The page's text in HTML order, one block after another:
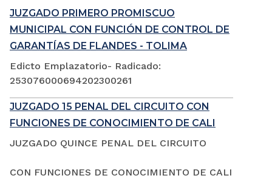
JUZGADO PRIMERO PROMISCUO
MUNICIPAL CON FUNCIÓN DE CONTROL DE
GARANTÍAS DE FLANDES - TOLIMA
Edicto Emplazatorio- Radicado:
253076000694202300261
JUZGADO 15 PENAL DEL CIRCUITO CON
FUNCIONES DE CONOCIMIENTO DE CALI
JUZGADO QUINCE PENAL DEL CIRCUITO
CON FUNCIONES DE CONOCIMIENTO DE CALI